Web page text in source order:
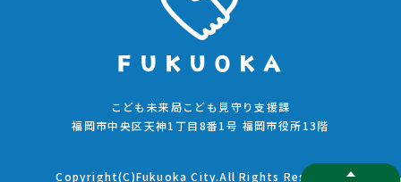
こども未来局こども見守り支援課
福岡市中央区天神1丁目8番1号 福岡市役所13階
Copyright(C)Fukuoka City.All Rights Reserved.